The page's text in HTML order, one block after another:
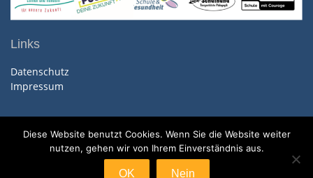
Links
Datenschutz
Impressum
Copyright. All rights reserved.
Proudly powered by WordPress
|Education Hub by
Diese Website benutzt Cookies. Wenn Sie die Website weiter
nutzen, gehen wir von Ihrem Einverständnis aus.
OK Nein